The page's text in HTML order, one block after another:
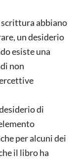
scrittura abbiano
un desiderio
esiste una
non
di
per alcuni dei
il libro ha